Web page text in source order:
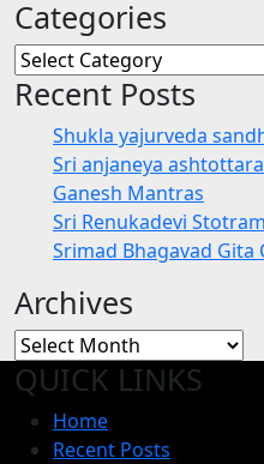
Categories
Categories
Recent Posts
Shukla yajurveda
Sri anjaneya
Ganesh Mantras
Sri Renukadevi Stotram
Srimad Bhagavad Gita
Archives
Archives
QUICK LINKS
Home
Recent Posts